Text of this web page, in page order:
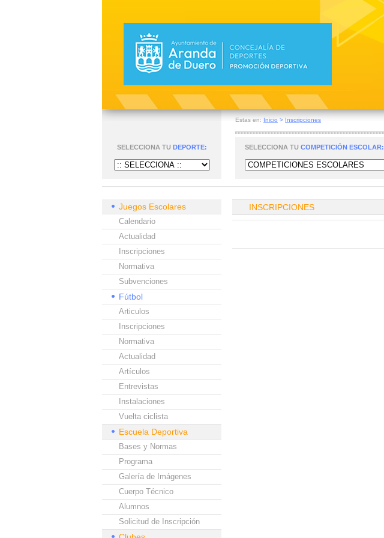
Estas en: Inicio > Inscripciones
SELECCIONA TU DEPORTE: SELECCIONA TU COMPETICIÓN ESCOLAR:
Juegos Escolares
Calendario
Actualidad
Inscripciones
Normativa
Subvenciones
Fútbol
Articulos
Inscripciones
Normativa
Actualidad
Artículos
Entrevistas
Instalaciones
Vuelta ciclista
Escuela Deportiva
Bases y Normas
Programa
Galería de Imágenes
Cuerpo Técnico
Alumnos
Solicitud de Inscripción
INSCRIPCIONES